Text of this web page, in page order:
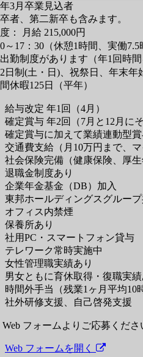
年3月卒業見込者
者、第二新卒も含みます。
： 月給 215,000円
～17：30（休憩1時間、実働7.5
勤制度があります（年1回時
日制(土・日)、祝祭日、年末年
休暇125日（平年）
給与改定 年1回（4月）
確定賞与 年2回（7月と12月に
確定賞与に加えて業績連動型賞
交通費支給（月10万円まで、
社会保険完備（健康保険、厚
退職金制度あり
企業年金基金（DB）加入
東邦ホールディングスグルー
オフィス内禁煙
保養所あり
社用PC・スマートフォン貸与
テレワーク常時実施中
女性管理職実績あり
男女ともに育休取得・復職実績
時間外手当（残業1ヶ月平均10
社外研修支援、自己啓発支援
Web フォームよりご応募くださ
Web フォームを開く